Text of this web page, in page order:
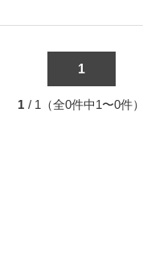
1
1 / 1（全0件中1〜0件）